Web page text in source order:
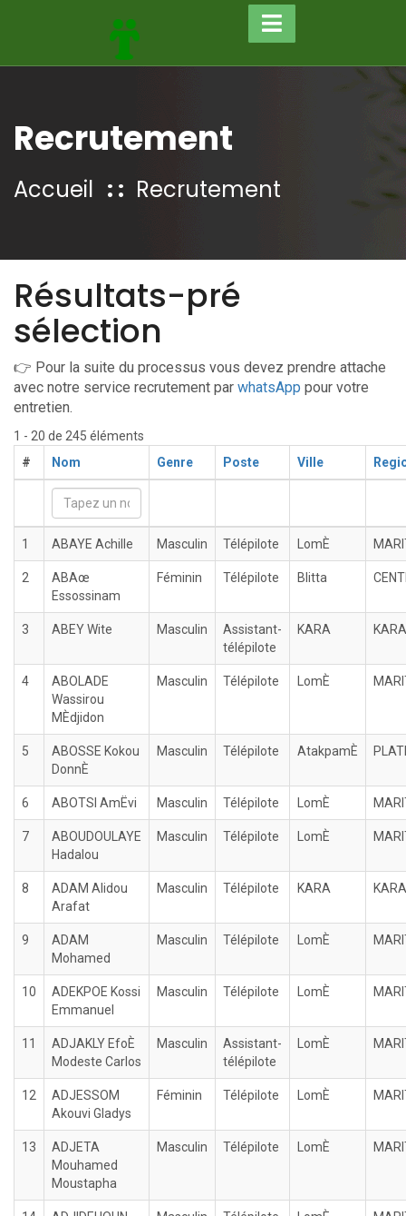
Recrutement
Accueil Recrutement
Résultats-pré
sélection
👉 Pour la suite du processus vous devez prendre attache
avec notre service recrutement par whatsApp pour votre
entretien.
1 - 20 de 245 éléments
#
Nom Genre Poste Ville
1 ABAYE Achille Masculin Télépilote LomÈ
2
ABAœ
Essossinam
Féminin Télépilote Blitta
3 ABEY Wite Masculin
Assistant-
télépilote
KARA KARA
4
ABOLADE
Wassirou
MÈdjidon
Masculin Télépilote LomÈ
5
ABOSSE Kokou
DonnÈ
Masculin Télépilote AtakpamÈ
6 ABOTSI AmËvi Masculin Télépilote LomÈ
7
ABOUDOULAYE
Hadalou
Masculin Télépilote LomÈ
8
ADAM Alidou
Arafat
Masculin Télépilote KARA KARA
9
ADAM
Mohamed
Masculin Télépilote LomÈ
10
ADEKPOE Kossi
Emmanuel
Masculin Télépilote LomÈ
11
ADJAKLY EfoÈ
Modeste Carlos
Masculin
Assistant-
télépilote
LomÈ
12
ADJESSOM
Akouvi Gladys
Féminin Télépilote LomÈ
13
ADJETA
Mouhamed
Moustapha
Masculin Télépilote LomÈ